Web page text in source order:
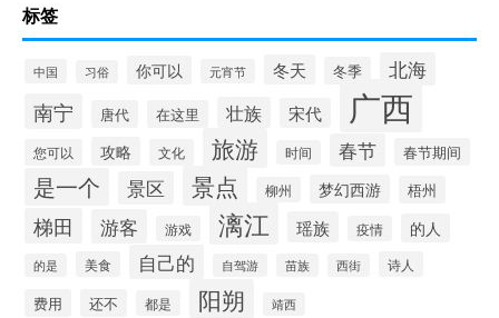
标签
中国 习俗 你可以 元宵节 冬天 冬季 北海
南宁 唐代 在这里 壮族 宋代 广西
您可以 攻略 文化 旅游 时间 春节 春节期间
是一个 景区 景点 柳州 梦幻西游 梧州
梯田 游客 游戏 漓江 瑶族 疫情 的人
的是 美食 自己的 自驾游 苗族 西街 诗人
费用 还不 都是 阳朔 靖西